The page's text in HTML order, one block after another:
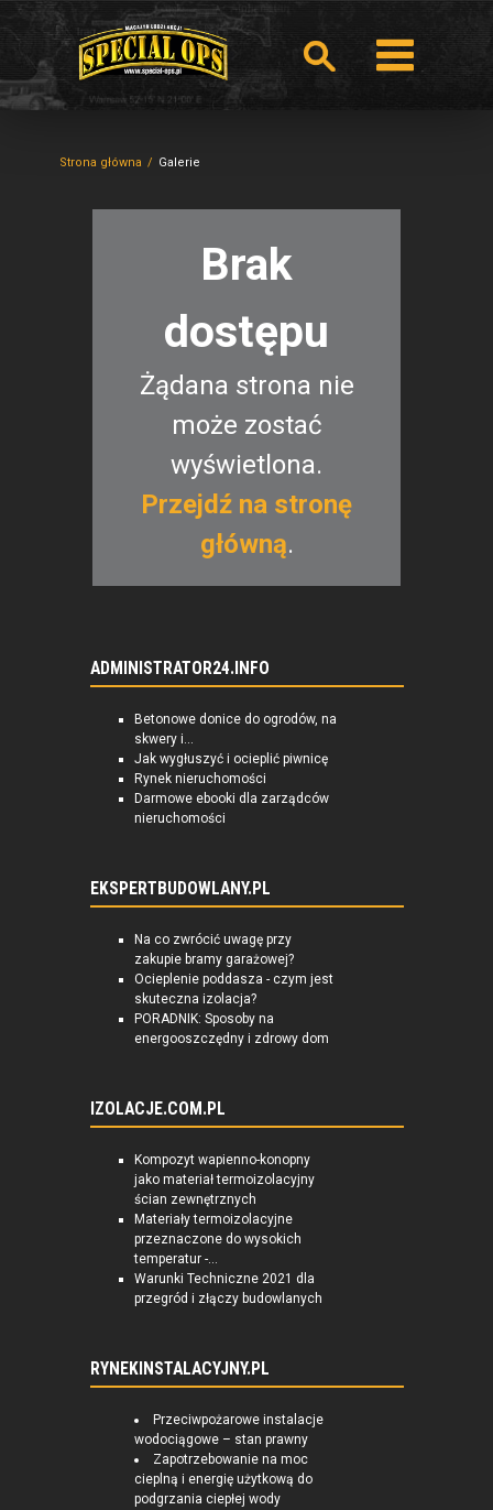
Strona główna Galerie
Brak
dostępu
Żądana strona nie
może zostać
wyświetlona.
Przejdź na stronę
główną.
ADMINISTRATOR24.INFO
Betonowe donice do ogrodów, na
skwery i...
Jak wygłuszyć i ocieplić piwnicę
Rynek nieruchomości
Darmowe ebooki dla zarządców
nieruchomości
EKSPERTBUDOWLANY.PL
Na co zwrócić uwagę przy
zakupie bramy garażowej?
Ocieplenie poddasza - czym jest
skuteczna izolacja?
PORADNIK: Sposoby na
energooszczędny i zdrowy dom
IZOLACJE.COM.PL
Kompozyt wapienno-konopny
jako materiał termoizolacyjny
ścian zewnętrznych
Materiały termoizolacyjne
przeznaczone do wysokich
temperatur -...
Warunki Techniczne 2021 dla
przegród i złączy budowlanych
RYNEKINSTALACYJNY.PL
Przeciwpożarowe instalacje
wodociągowe – stan prawny
Zapotrzebowanie na moc
cieplną i energię użytkową do
podgrzania ciepłej wody